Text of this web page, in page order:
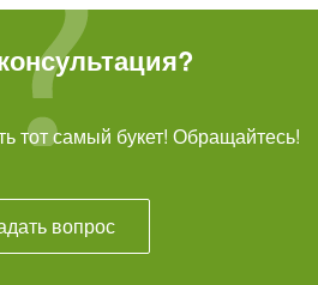
тот самый букет! Обращайтесь!
вопрос